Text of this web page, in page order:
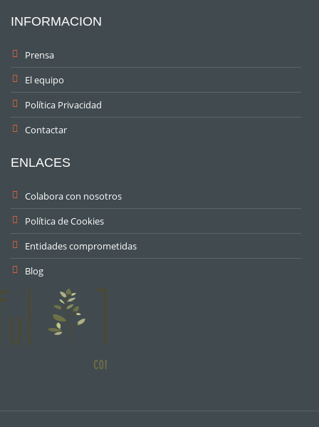
INFORMACION
Prensa
El equipo
Política Privacidad
Contactar
ENLACES
Colabora con nosotros
Política de Cookies
Entidades comprometidas
Blog